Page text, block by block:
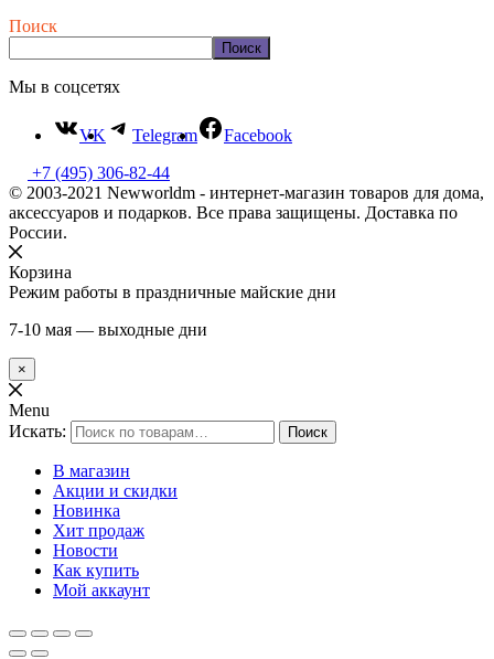
Поиск
Поиск
Мы в соцсетях
VK Telegram
Facebook
+7 (495) 306-82-44
© 2003-2021 Newworldm - интернет-магазин товаров для дома,
аксессуаров и подарков. Все права защищены. Доставка по
России.
Корзина
Режим работы в праздничные майские дни
7-10 мая — выходные дни
×
Menu
Искать:
Поиск
В магазин
Акции и скидки
Новинка
Хит продаж
Новости
Как купить
Мой аккаунт